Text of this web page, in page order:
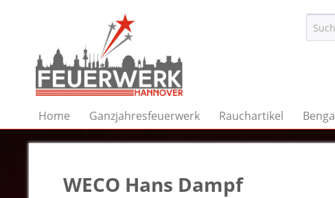
Home Ganzjahresfeuerwerk Rauchartikel
WECO Hans Dampf